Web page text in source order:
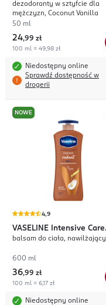
dezodoranty w sztyfcie dla
mężczyzn, Coconut Vanilla
50 ml
24,99 zł
100 ml = 49,98 zł
Niedostępny online
Sprawdź dostępność w
drogerii
NOWE
4,9
VASELINE
Intensive Care
Cocoa Radiant
balsam do ciała, nawilżający
600 ml
36,99 zł
100 ml = 6,17 zł
Niedostępny online